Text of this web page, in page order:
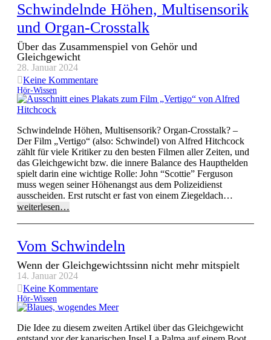
Schwindelnde Höhen, Multisensorik
und Organ-Crosstalk
Über das Zusammenspiel von Gehör und
Gleichgewicht
28. Januar 2024
Keine Kommentare
Hör-Wissen
Schwindelnde Höhen, Multisensorik? Organ-Crosstalk? –
Der Film „Vertigo“ (also: Schwindel) von Alfred Hitchcock
zählt für viele Kritiker zu den besten Filmen aller Zeiten, und
das Gleichgewicht bzw. die innere Balance des Haupthelden
spielt darin eine wichtige Rolle: John “Scottie” Ferguson
muss wegen seiner Höhenangst aus dem Polizeidienst
ausscheiden. Erst rutscht er fast von einem Ziegeldach…
weiterlesen…
Vom Schwindeln
Wenn der Gleichgewichtssinn nicht mehr mitspielt
14. Januar 2024
Keine Kommentare
Hör-Wissen
Die Idee zu diesem zweiten Artikel über das Gleichgewicht